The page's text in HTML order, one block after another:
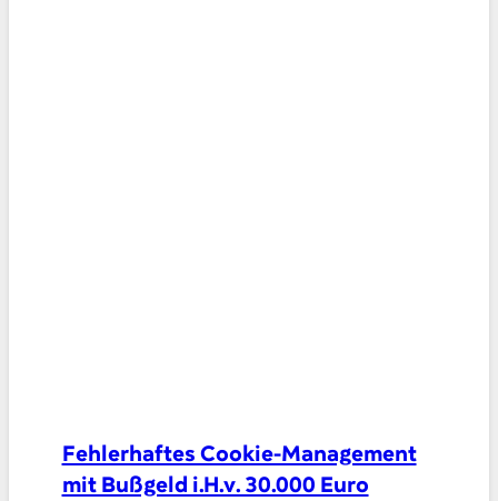
Fehlerhaftes Cookie-Management
mit Bußgeld i.H.v. 30.000 Euro